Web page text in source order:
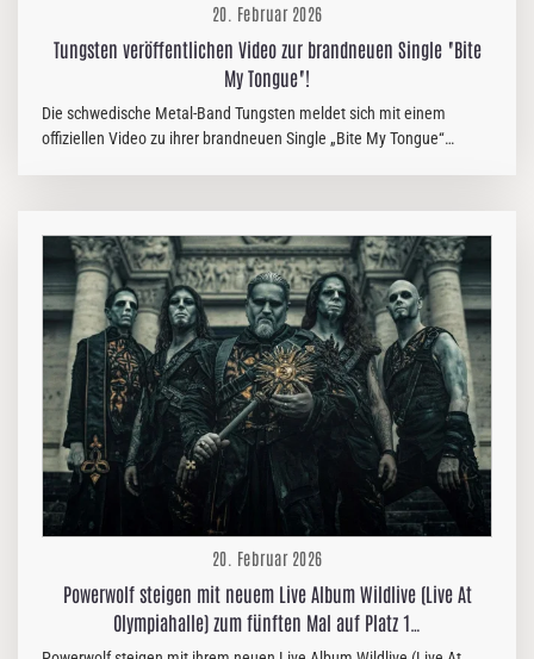
20. Februar 2026
Tungsten veröffentlichen Video zur brandneuen Single "Bite
My Tongue"!
Die schwedische Metal-Band Tungsten meldet sich mit einem
offiziellen Video zu ihrer brandneuen Single „Bite My Tongue“
eingängigen Melodien zu verbinden. Gegründet von Schlagzeuger
Anders Johansson und seinen Söhnen Karl und Nick, haben sich
Tungsten schnell zu einer der meistdiskutierten Bands der
modernen Metal-Szene entwickelt. Mit einem Sound, der im
klassischen Heavy Metal verwurzelt, aber durch einen
zeitgenössischen Touch verfeinert ist, hat sich die Band…
20. Februar 2026
Powerwolf steigen mit neuem Live Album Wildlive (Live At
Olympiahalle) zum fünften Mal auf Platz 1…